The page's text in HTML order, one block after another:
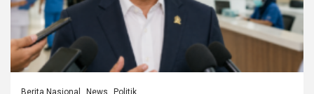
Berita Nasional News Politik